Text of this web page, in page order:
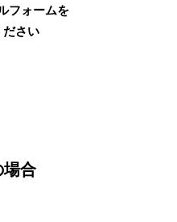
フォームを
ださい
場合